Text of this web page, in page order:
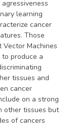
learning
cancer
Those
Machines
to produce a
tissues and
cancer
on a strong
other tissues but
of cancers